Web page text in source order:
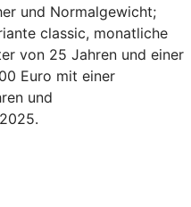
und Normalgewicht;
classic, monatliche
von 25 Jahren und einer
Euro mit einer
und